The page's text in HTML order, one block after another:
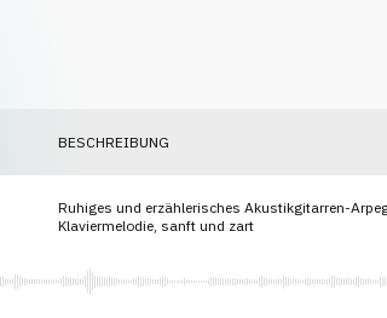
BESCHREIBUNG
Ruhiges und erzählerisches Akustikgitarren-
Klaviermelodie, sanft und zart